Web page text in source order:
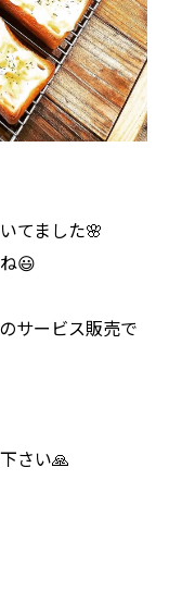
てました🌸
😃
サービス販売で
さい🙏